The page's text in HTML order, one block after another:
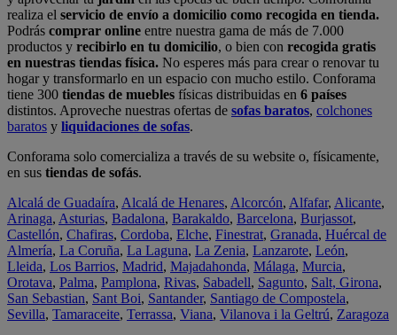
realiza el servicio de envío a domicilio como recogida en tienda.
Podrás comprar online entre nuestra gama de más de 7.000
productos y recibirlo en tu domicilio, o bien con recogida gratis
en nuestras tiendas física. No esperes más para crear o renovar tu
hogar y transformarlo en un espacio con mucho estilo. Conforama
tiene 300 tiendas de muebles físicas distribuidas en 6 países
distintos. Aproveche nuestras ofertas de sofas baratos, colchones
baratos y liquidaciones de sofas.
Conforama solo comercializa a través de su website o, físicamente,
en sus tiendas de sofás.
Alcalá de Guadaíra, Alcalá de Henares, Alcorcón, Alfafar, Alicante,
Arinaga, Asturias, Badalona, Barakaldo, Barcelona, Burjassot,
Castellón, Chafiras, Cordoba, Elche, Finestrat, Granada, Huércal de
Almería, La Coruña, La Laguna, La Zenia, Lanzarote, León,
Lleida, Los Barrios, Madrid, Majadahonda, Málaga, Murcia,
Orotava, Palma, Pamplona, Rivas, Sabadell, Sagunto, Salt, Girona,
San Sebastian, Sant Boi, Santander, Santiago de Compostela,
Sevilla, Tamaraceite, Terrassa, Viana, Vilanova i la Geltrú, Zaragoza